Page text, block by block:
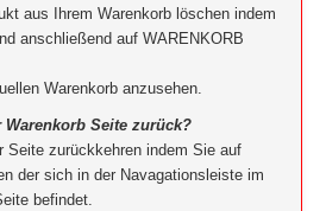
aus Ihrem Warenkorb löschen indem
anschließend auf WARENKORB
Warenkorb anzusehen.
Seite zurück?
Seite zurückkehren indem Sie auf
der sich in der Navagationsleiste im
befindet.